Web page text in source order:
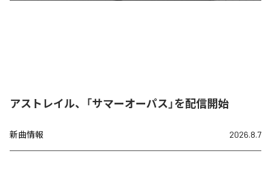
アストレイル、「サマーオーパス」を配信開始
新曲情報 2026.8.7